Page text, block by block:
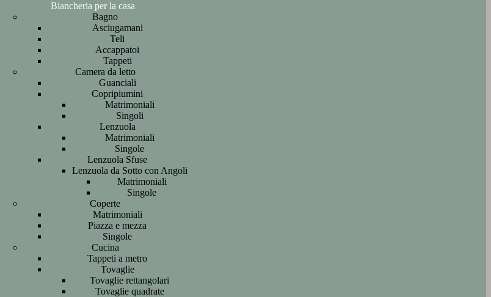
Biancheria per la casa
Bagno
Asciugamani
Teli
Accappatoi
Tappeti
Camera da letto
Guanciali
Copripiumini
Matrimoniali
Singoli
Lenzuola
Matrimoniali
Singole
Lenzuola Sfuse
Lenzuola da Sotto con Angoli
Matrimoniali
Singole
Coperte
Matrimoniali
Piazza e mezza
Singole
Cucina
Tappeti a metro
Tovaglie
Tovaglie rettangolari
Tovaglie quadrate